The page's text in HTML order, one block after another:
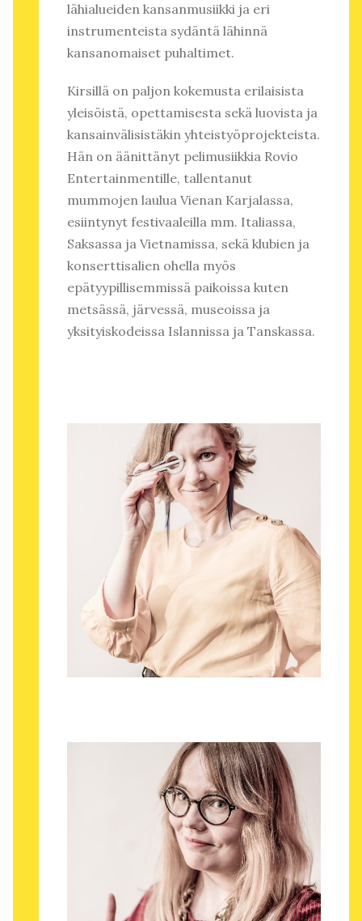
lähialueiden kansanmusiikki ja eri
instrumenteista sydäntä lähinnä
kansanomaiset puhaltimet.
Kirsillä on paljon kokemusta erilaisista
yleisöistä, opettamisesta sekä luovista ja
kansainvälisistäkin yhteistyöprojekteista.
Hän on äänittänyt pelimusiikkia Rovio
Entertainmentille, tallentanut
mummojen laulua Vienan Karjalassa,
esiintynyt festivaaleilla mm. Italiassa,
Saksassa ja Vietnamissa, sekä klubien ja
konserttisalien ohella myös
epätyypillisemmissä paikoissa kuten
metsässä, järvessä, museoissa ja
yksityiskodeissa Islannissa ja Tanskassa.